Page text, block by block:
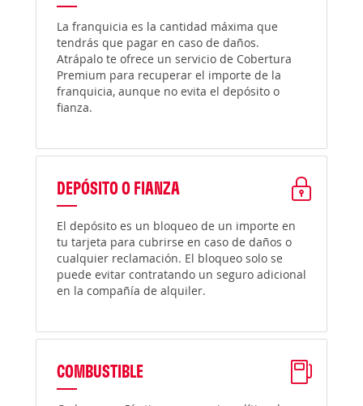
La franquicia es la cantidad máxima que
tendrás que pagar en caso de daños.
Atrápalo te ofrece un servicio de Cobertura
Premium para recuperar el importe de la
franquicia, aunque no evita el depósito o
fianza.
DEPÓSITO O FIANZA
El depósito es un bloqueo de un importe en
tu tarjeta para cubrirse en caso de daños o
cualquier reclamación. El bloqueo solo se
puede evitar contratando un seguro adicional
en la compañía de alquiler.
COMBUSTIBLE